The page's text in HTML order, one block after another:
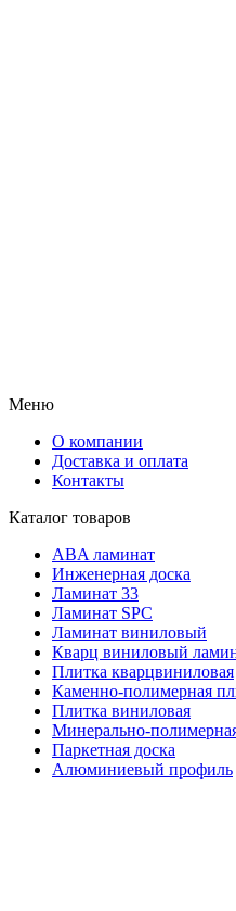
Меню
О компании
Доставка и оплата
Контакты
Каталог товаров
ABA ламинат
Инженерная доска
Ламинат 33
Ламинат SPC
Ламинат виниловый
Кварц виниловый
Плитка кварцвиниловая
Каменно-полимерная
Плитка виниловая
Минерально-
Паркетная доска
Алюминиевый профиль